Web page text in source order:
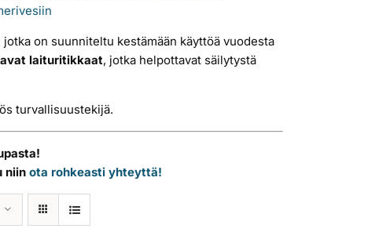
jotka on suunniteltu kestämään käyttöä vuodesta
laituritikkaat, jotka helpottavat säilytystä
turvallisuustekijä.
niin ota rohkeasti yhteyttä!